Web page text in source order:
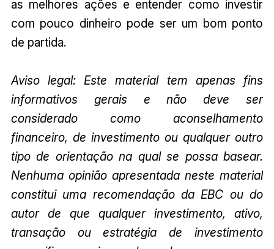
as melhores ações e entender como investir
com pouco dinheiro pode ser um bom ponto
de partida.
Aviso legal: Este material tem apenas fins
informativos gerais e não deve ser
considerado como aconselhamento
financeiro, de investimento ou qualquer outro
tipo de orientação na qual se possa basear.
Nenhuma opinião apresentada neste material
constitui uma recomendação da EBC ou do
autor de que qualquer investimento, ativo,
transação ou estratégia de investimento